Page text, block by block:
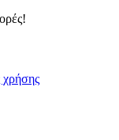
χρήσης